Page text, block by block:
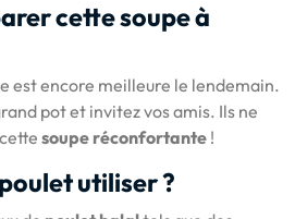
cette soupe à
est encore meilleure le lendemain.
pot et invitez vos amis. Ils ne
soupe réconfortante !
utiliser ?